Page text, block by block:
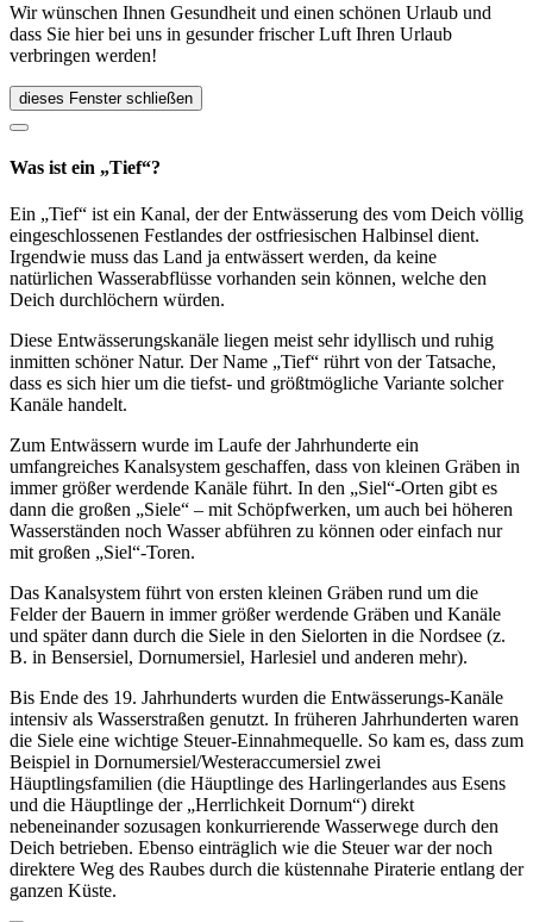
Wir wünschen Ihnen Gesundheit und einen schönen Urlaub und
dass Sie hier bei uns in gesunder frischer Luft Ihren Urlaub
verbringen werden!
dieses Fenster schließen
Was ist ein „Tief“?
Ein „Tief“ ist ein Kanal, der der Entwässerung des vom Deich völlig
eingeschlossenen Festlandes der ostfriesischen Halbinsel dient.
Irgendwie muss das Land ja entwässert werden, da keine
natürlichen Wasserabflüsse vorhanden sein können, welche den
Deich durchlöchern würden.
Diese Entwässerungskanäle liegen meist sehr idyllisch und ruhig
inmitten schöner Natur. Der Name „Tief“ rührt von der Tatsache,
dass es sich hier um die tiefst- und größtmögliche Variante solcher
Kanäle handelt.
Zum Entwässern wurde im Laufe der Jahrhunderte ein
umfangreiches Kanalsystem geschaffen, dass von kleinen Gräben in
immer größer werdende Kanäle führt. In den „Siel“-Orten gibt es
dann die großen „Siele“ – mit Schöpfwerken, um auch bei höheren
Wasserständen noch Wasser abführen zu können oder einfach nur
mit großen „Siel“-Toren.
Das Kanalsystem führt von ersten kleinen Gräben rund um die
Felder der Bauern in immer größer werdende Gräben und Kanäle
und später dann durch die Siele in den Sielorten in die Nordsee (z.
B. in Bensersiel, Dornumersiel, Harlesiel und anderen mehr).
Bis Ende des 19. Jahrhunderts wurden die Entwässerungs-Kanäle
intensiv als Wasserstraßen genutzt. In früheren Jahrhunderten waren
die Siele eine wichtige Steuer-Einnahmequelle. So kam es, dass zum
Beispiel in Dornumersiel/Westeraccumersiel zwei
Häuptlingsfamilien (die Häuptlinge des Harlingerlandes aus Esens
und die Häuptlinge der „Herrlichkeit Dornum“) direkt
nebeneinander sozusagen konkurrierende Wasserwege durch den
Deich betrieben. Ebenso einträglich wie die Steuer war der noch
direktere Weg des Raubes durch die küstennahe Piraterie entlang der
ganzen Küste.